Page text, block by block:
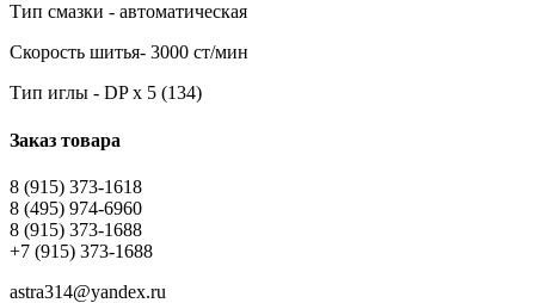
Тип смазки - автоматическая
Скорость шитья- 3000 ст/мин
Тип иглы - DP x 5 (134)
Заказ товара
8 (915) 373-1618
8 (495) 974-6960
8 (915) 373-1688
+7 (915) 373-1688
astra314@yandex.ru